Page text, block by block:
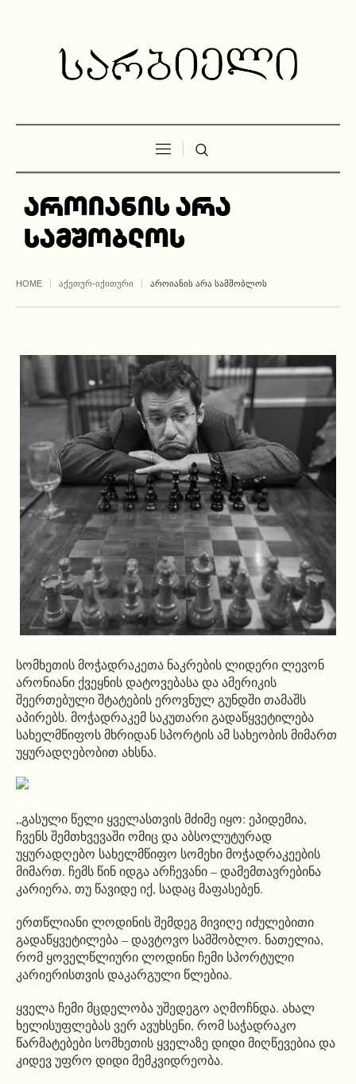
აროიანის არა
სამშობლოს
HOME ᲐᲥᲔᲗᲣᲠ-ᲘᲥᲘᲗᲣᲠᲘ ᲐᲠᲝᲘᲐᲜᲘᲡ ᲐᲠᲐ ᲡᲐᲛᲨᲝᲑᲚᲝᲡ
სომხეთის მოჭადრაკეთა ნაკრების ლიდერი ლევონ
არონიანი ქვეყნის დატოვებასა და ამერიკის
შეერთებული შტატების ეროვნულ გუნდში თამაშს
აპირებს. მოჭადრაკემ საკუთარი გადაწყვეტილება
სახელმწიფოს მხრიდან სპორტის ამ სახეობის მიმართ
უყურადღებობით ახსნა.
„გასული წელი ყველასთვის მძიმე იყო: ეპიდემია,
ჩვენს შემთხვევაში ომიც და აბსოლუტურად
უყურადღებო სახელმწიფო სომეხი მოჭადრაკეების
მიმართ. ჩემს წინ იდგა არჩევანი – დამემთავრებინა
კარიერა, თუ წავიდე იქ, სადაც მაფასებენ.
ერთწლიანი ლოდინის შემდეგ მივიღე იძულებითი
გადაწყვეტილება – დავტოვო სამშობლო. ნათელია,
რომ ყოველწლიური ლოდინი ჩემი სპორტული
კარიერისთვის დაკარგული წლებია.
ყველა ჩემი მცდელობა უშედეგო აღმოჩნდა. ახალ
ხელისუფლებას ვერ ავუხსენი, რომ საჭადრაკო
წარმატებები სომხეთის ყველაზე დიდი მიღწევებია და
კიდევ უფრო დიდი მემკვიდრეობა.